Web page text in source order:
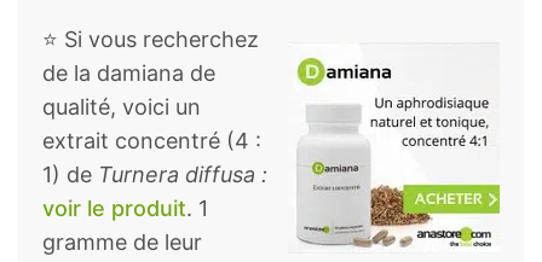
⭐ Si vous recherchez
de la damiana de
qualité, voici un
extrait concentré (4 :
1) de Turnera diffusa :
voir le produit. 1
gramme de leur